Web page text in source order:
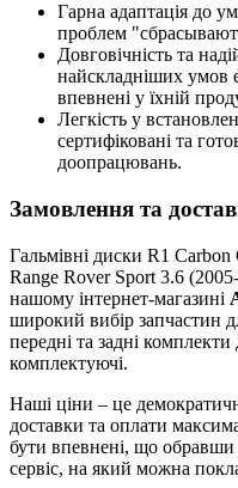
Гарна адаптація до
проблем
Довговічність та
найскладніших умов
впевнені у їхній
Легкість у
сертифіковані та
доопрацювань.
Замовлення та
Гальмівні диски R1
Range Rover Sport 3.6
нашому інтернет-магазині
широкий вибір запчастин
передні та задні комплекти
комплектуючі.
Наші ціни – це
доставки та оплати
бути впевнені, що
сервіс, на який можна